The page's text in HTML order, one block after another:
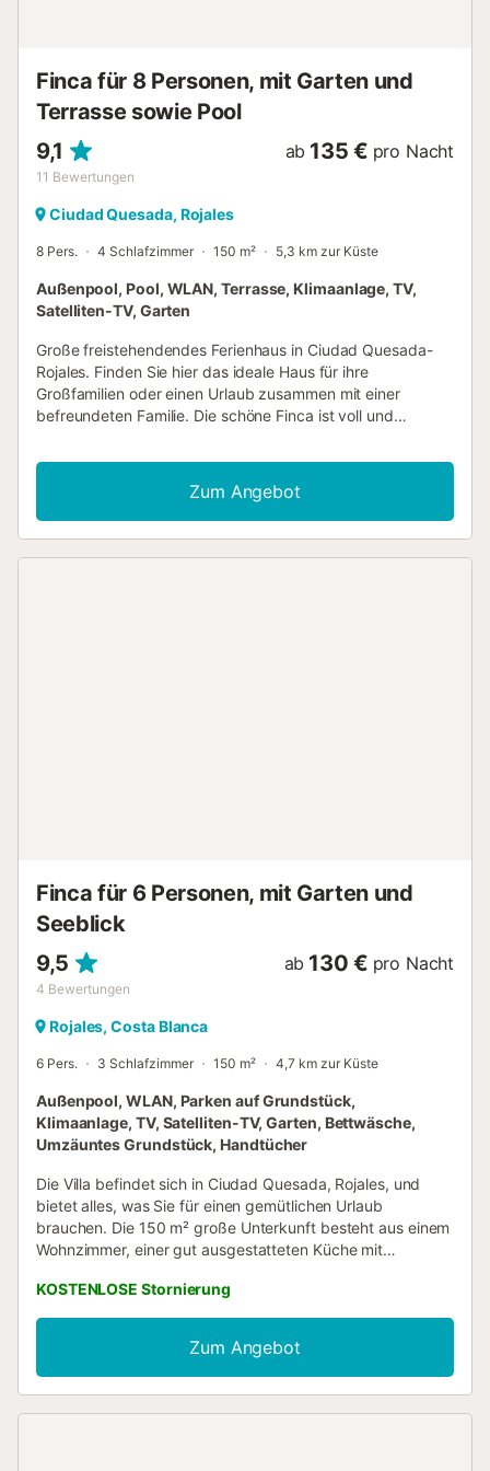
Golfplätzen vergnügen, die sich nicht weit von der Villa
entfernt befinden. Ko...
Finca für 8 Personen, mit Garten und
Terrasse sowie Pool
9,1
11 Bewertungen
ab 135 € pro Nacht
Ciudad Quesada, Rojales
8 Pers. 4 Schlafzimmer 150 m² 5,3 km zur Küste
Außenpool, Pool, WLAN, Terrasse, Klimaanlage, TV,
Satelliten-TV, Garten
Große freistehendendes Ferienhaus in Ciudad Quesada-
Rojales. Finden Sie hier das ideale Haus für ihre
Großfamilien oder einen Urlaub zusammen mit einer
befreundeten Familie. Die schöne Finca ist voll und
werden und sich wie zu Hause fühlen. Verbringen Sie auch
eine herrliche Zeit im Garten, wo Sie es sich auf der
Veranda und dem Sonnendeck gemütlich machen können.
Der Pool wird täglich Ihr Treffpunkt sein, denn hier haben
Zum Angebot
Finca für 6 Personen, mit Garten und
Seeblick
9,5
4 Bewertungen
ab 130 € pro Nacht
Rojales, Costa Blanca
6 Pers. 3 Schlafzimmer 150 m² 4,7 km zur Küste
Außenpool, WLAN, Parken auf Grundstück,
Klimaanlage, TV, Satelliten-TV, Garten, Bettwäsche,
Umzäuntes Grundstück, Handtücher
Die Villa befindet sich in Ciudad Quesada, Rojales, und
bietet alles, was Sie für einen gemütlichen Urlaub
brauchen. Die 150 m² große Unterkunft besteht aus einem
Wohnzimmer, einer gut ausgestatteten Küche mit
somit Platz für 6 Personen. Zur Ausstattung gehören
außerdem Highspeed-WLAN (für Videoanrufe geeignet),
eine Klimaanlage im Wohnzimmer, in der Gegend und in 2
Schlafzimmern (mit Einzelgeräten), eine Waschmaschine
sowie Satellitenfernsehen. Zu Ihrem privaten Außenbereich
KOSTENLOSE Stornierung
Zum Angebot